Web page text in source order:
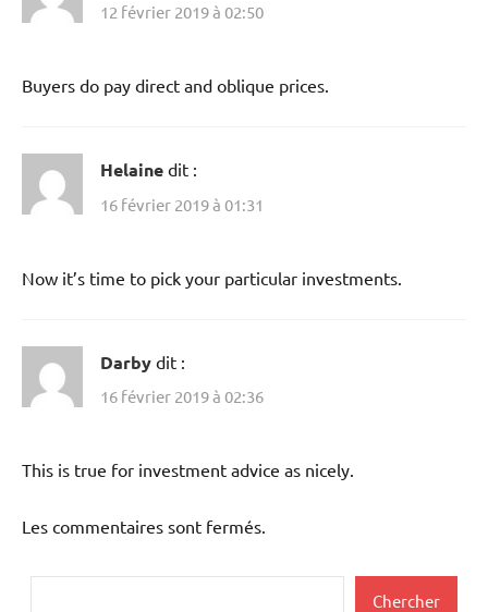
12 février 2019 à 02:50
Buyers do pay direct and oblique prices.
Helaine dit :
16 février 2019 à 01:31
Now it’s time to pick your particular investments.
Darby dit :
16 février 2019 à 02:36
This is true for investment advice as nicely.
Les commentaires sont fermés.
Chercher